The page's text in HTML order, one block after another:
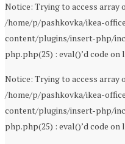
Notice: Trying to access array
/home/p/pashkovka/ikea-
content/plugins/insert-php/
php.php(25) : eval()’d code on
Notice: Trying to access array
/home/p/pashkovka/ikea-
content/plugins/insert-php/
php.php(25) : eval()’d code on